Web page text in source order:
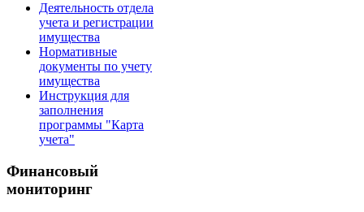
Деятельность отдела
учета и регистрации
имущества
Нормативные
документы по учету
имущества
Инструкция для
заполнения
программы "Карта
учета"
Финансовый
мониторинг